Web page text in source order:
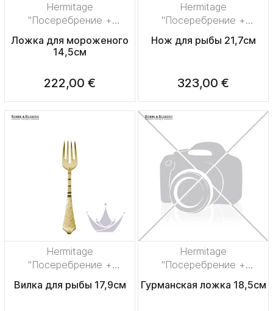
Hermitage
"Посеребрение +
Ложка для мороженого
14,5см
222,00 €
Hermitage
"Посеребрение +
сплошная позолота"
Нож для рыбы 21,7см
323,00 €
Hermitage
"Посеребрение +
сплошная позолота"
Вилка для рыбы 17,9см
Hermitage
"Посеребрение +
сплошная позолота"
Гурманская ложка 18,5см